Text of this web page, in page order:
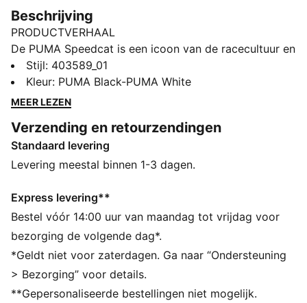
Beschrijving
PRODUCTVERHAAL
De PUMA Speedcat is een icoon van de racecultuur en
staat al meer dan 25 jaar synoniem voor snelheid,
precisie en ongeëvenaarde prestaties. Deze schoen is
ontworpen als een vuurvaste Formule 1®-schoen, maar
terecht: de circuits van Monaco werden verruild voor
de straten van wereldwijde modehoofdsteden. De
Speedcat Go is nauw geïnspireerd op het origineel en
bovenwerk en veters.
DETAILS
Normale breedte
Afgeronde neus
Vetersluiting
Type hak: Plat
PUMA-merkdetails
Stijl: 403589_01
Kleur: PUMA Black-PUMA White
MEER LEZEN
Verzending en retourzendingen
Standaard levering
Levering meestal binnen 1-3 dagen.
Express levering**
Bestel vóór 14:00 uur van maandag tot vrijdag voor
bezorging de volgende dag*.
*Geldt niet voor zaterdagen. Ga naar “Ondersteuning
> Bezorging” voor details.
**Gepersonaliseerde bestellingen niet mogelijk.